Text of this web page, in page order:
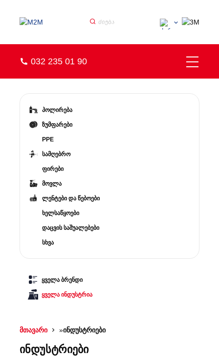
032 235 01 90
პოლირება
ზუმფარები
PPE
სამღებრო
ფირები
მოვლა
ლენტები და წებოები
ხელსაწყოები
დაცვის საშუალებები
სხვა
ყველა ბრენდი
ყველა ინდუსტრია
მთავარი »ინდუსტრიები
ინდუსტრიები